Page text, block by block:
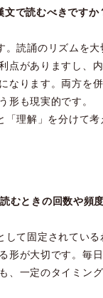
で読むべきですか
。読誦のリズムを
点がありますし、
なります。両方を
形も現実的です。
理解」を分けて考
むときの回数や頻
して固定されてい
形が大切です。毎日
、一定のタイミン